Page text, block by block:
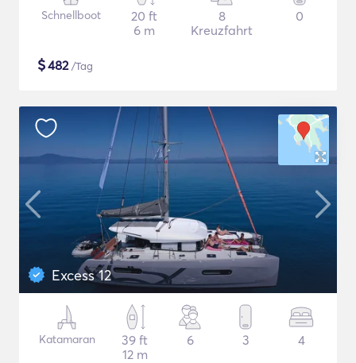
Schnellboot
20 ft
6 m
8
Kreuzfahrt
0
$482/Tag
Excess 12
Katamaran
39 ft
12 m
6 3 4